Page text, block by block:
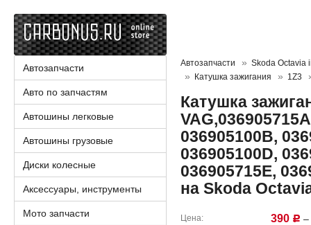
Автозапчасти
Skoda Octavia
Катушка зажигания
1Z3
Катушка
036905100B,
036905100D,
036905715E,
на Skoda
Цена 390 Р –
Автозапчасти
Авто по запчастям
Автошины легковые
Автошины грузовые
Диски колесные
Аксессуары, инструменты
Мото запчасти